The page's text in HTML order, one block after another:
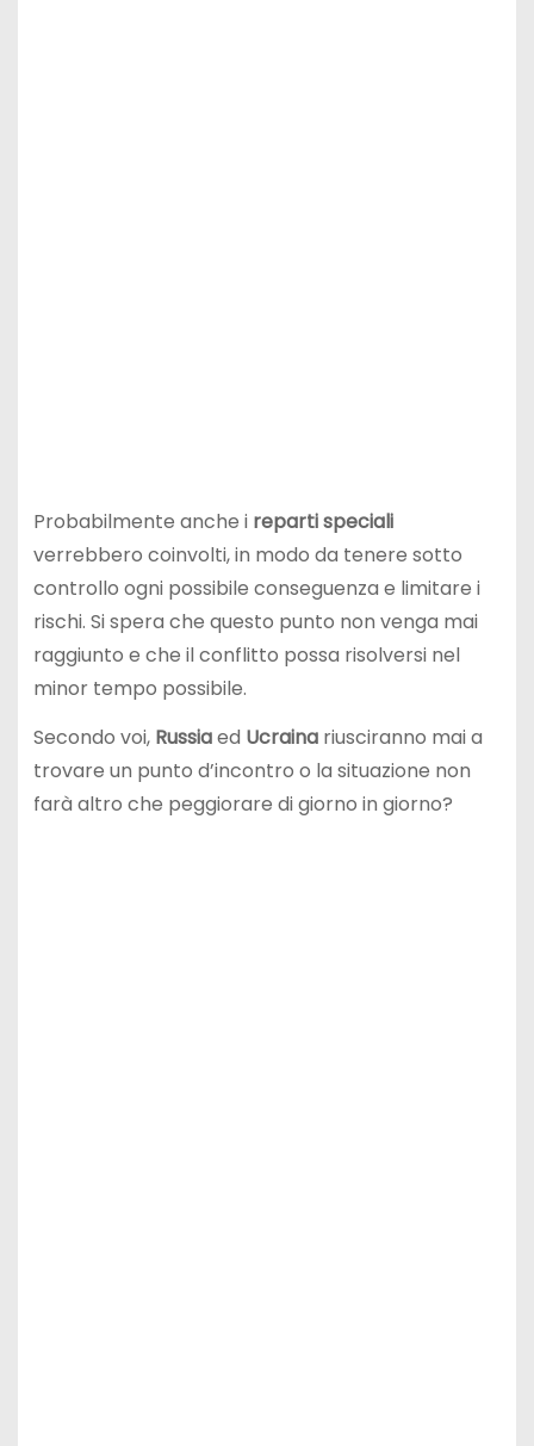
Probabilmente anche i reparti speciali
verrebbero coinvolti, in modo da tenere sotto
controllo ogni possibile conseguenza e limitare i
rischi. Si spera che questo punto non venga mai
raggiunto e che il conflitto possa risolversi nel
minor tempo possibile.
Secondo voi, Russiaed Ucrainariusciranno mai a
trovare un punto d’incontro o la situazione non
farà altro che peggiorare di giorno in giorno?